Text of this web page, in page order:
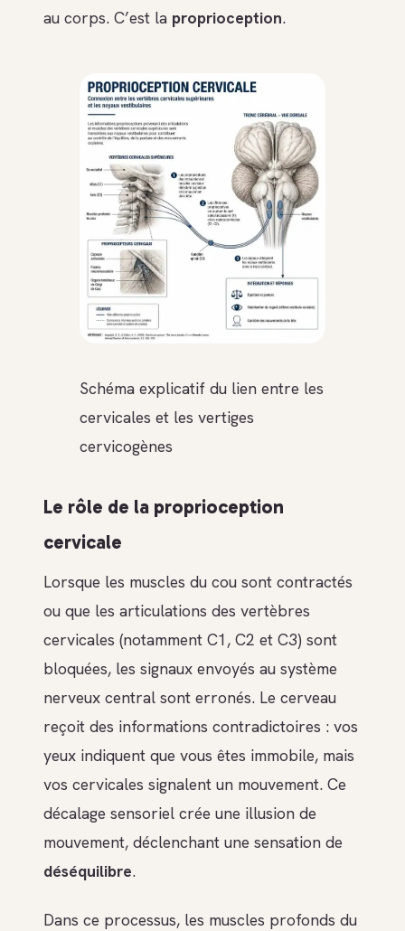
au corps. C’est la proprioception.
Schéma explicatif du lien entre les
cervicales et les vertiges
cervicogènes
Le rôle de la proprioception
cervicale
Lorsque les muscles du cou sont contractés
ou que les articulations des vertèbres
cervicales (notamment C1, C2 et C3) sont
bloquées, les signaux envoyés au système
nerveux central sont erronés. Le cerveau
reçoit des informations contradictoires : vos
yeux indiquent que vous êtes immobile, mais
vos cervicales signalent un mouvement. Ce
décalage sensoriel crée une illusion de
mouvement, déclenchant une sensation de
déséquilibre.
Dans ce processus, les muscles profonds du